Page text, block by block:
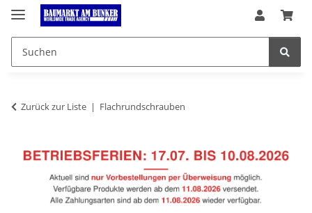
Zurück zur Liste Flachrundschrauben